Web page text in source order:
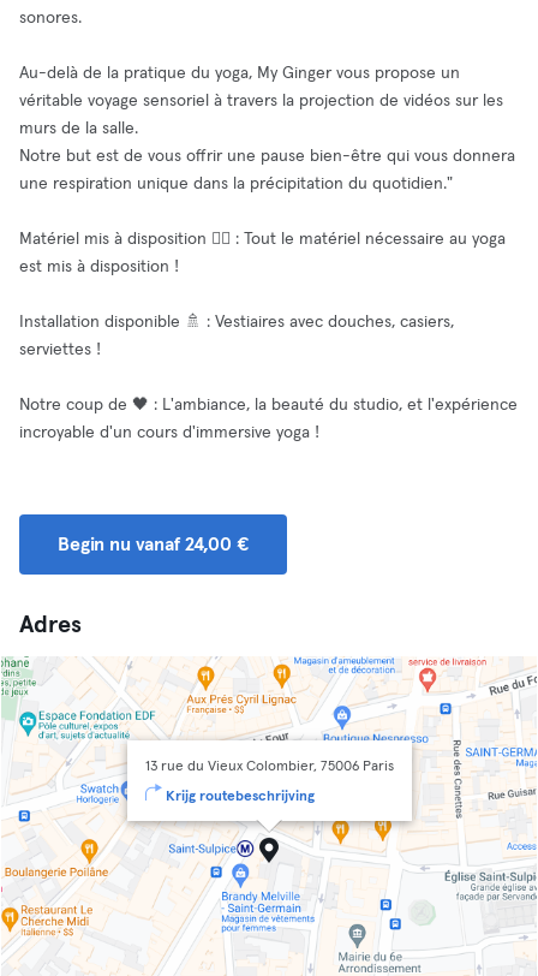
sonores.
Au-delà de la pratique du yoga, My Ginger vous propose un
véritable voyage sensoriel à travers la projection de vidéos sur les
murs de la salle.
Notre but est de vous offrir une pause bien-être qui vous donnera
une respiration unique dans la précipitation du quotidien."
Matériel mis à disposition 🧘‍♂️ : Tout le matériel nécessaire au yoga
est mis à disposition !
Installation disponible 🚿 : Vestiaires avec douches, casiers,
serviettes !
Notre coup de 🖤 : L'ambiance, la beauté du studio, et l'expérience
incroyable d'un cours d'immersive yoga !
Begin nu vanaf 24,00 €
Adres
13 rue du Vieux Colombier, 75006 Paris
Krijg routebeschrijving